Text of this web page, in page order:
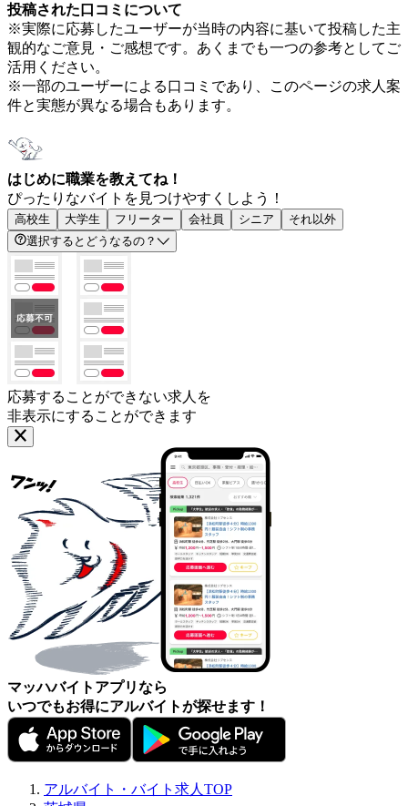
投稿された口コミについて
※実際に応募したユーザーが当時の内容に基いて投稿した主
観的なご意見・ご感想です。あくまでも一つの参考としてご
活用ください。
※一部のユーザーによる口コミであり、このページの求人案
件と実態が異なる場合もあります。
はじめに職業を教えてね！
ぴったりなバイトを見つけやすくしよう！
高校生 大学生 フリーター 会社員 シニア
それ以外
選択するとどうなるの？
応募することができない求人を
非表示にすることができます
マッハバイトアプリなら
いつでもお得にアルバイトが探せます！
アルバイト・バイト求人TOP